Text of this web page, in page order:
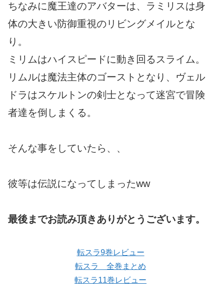
ちなみに魔王達のアバターは、ラミリスは身
体の大きい防御重視のリビングメイルとな
り。
ミリムはハイスピードに動き回るスライム。
リムルは魔法主体のゴーストとなり、ヴェル
ドラはスケルトンの剣士となって迷宮で冒険
者達を倒しまくる。
そんな事をしていたら、、
彼等は伝説になってしまったww
最後までお読み頂きありがとうございます。
転スラ9巻レビュー
転スラ 全巻まとめ
転スラ11巻レビュー